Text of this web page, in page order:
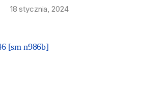
18 stycznia, 2024